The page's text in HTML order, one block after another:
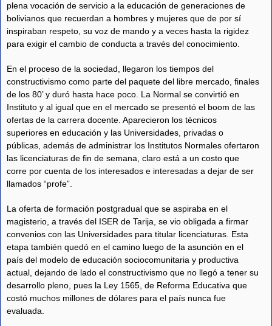
plena vocación de servicio a la educación de generaciones de
bolivianos que recuerdan a hombres y mujeres que de por sí
inspiraban respeto, su voz de mando y a veces hasta la rigidez
para exigir el cambio de conducta a través del conocimiento.
En el proceso de la sociedad, llegaron los tiempos del
constructivismo como parte del paquete del libre mercado, finales
de los 80’ y duró hasta hace poco. La Normal se convirtió en
Instituto y al igual que en el mercado se presentó el boom de las
ofertas de la carrera docente. Aparecieron los técnicos
superiores en educación y las Universidades, privadas o
públicas, además de administrar los Institutos Normales ofertaron
las licenciaturas de fin de semana, claro está a un costo que
corre por cuenta de los interesados e interesadas a dejar de ser
llamados “profe”.
La oferta de formación postgradual que se aspiraba en el
magisterio, a través del ISER de Tarija, se vio obligada a firmar
convenios con las Universidades para titular licenciaturas. Esta
etapa también quedó en el camino luego de la asunción en el
país del modelo de educación sociocomunitaria y productiva
actual, dejando de lado el constructivismo que no llegó a tener su
desarrollo pleno, pues la Ley 1565, de Reforma Educativa que
costó muchos millones de dólares para el país nunca fue
evaluada.